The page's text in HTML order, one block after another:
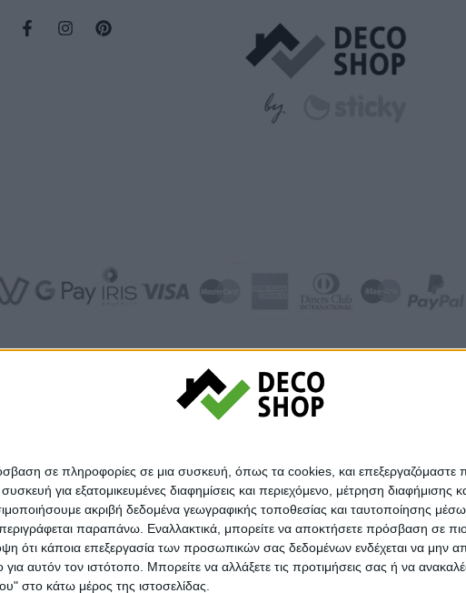
σε πληροφορίες σε μια συσκευή, όπως τα cookies, και επεξεργαζόμαστε
για εξατομικευμένες διαφημίσεις και περιεχόμενο, μέτρηση διαφήμισης
ακριβή δεδομένα γεωγραφικής τοποθεσίας και ταυτοποίησης
παραπάνω. Εναλλακτικά, μπορείτε να αποκτήσετε πρόσβαση σε πιο
ότι κάποια επεξεργασία των προσωπικών σας δεδομένων ενδέχεται να μην
αυτόν τον ιστότοπο. Μπορείτε να αλλάξετε τις προτιμήσεις σας ή να
στο κάτω μέρος της ιστοσελίδας.
© Decoshop 2024